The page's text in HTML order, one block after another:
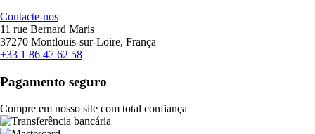
Contacte-nos
11 rue Bernard Maris
37270 Montlouis-sur-Loire, França
+33 1 86 47 62 58
Pagamento seguro
Compre em nosso site com total confiança